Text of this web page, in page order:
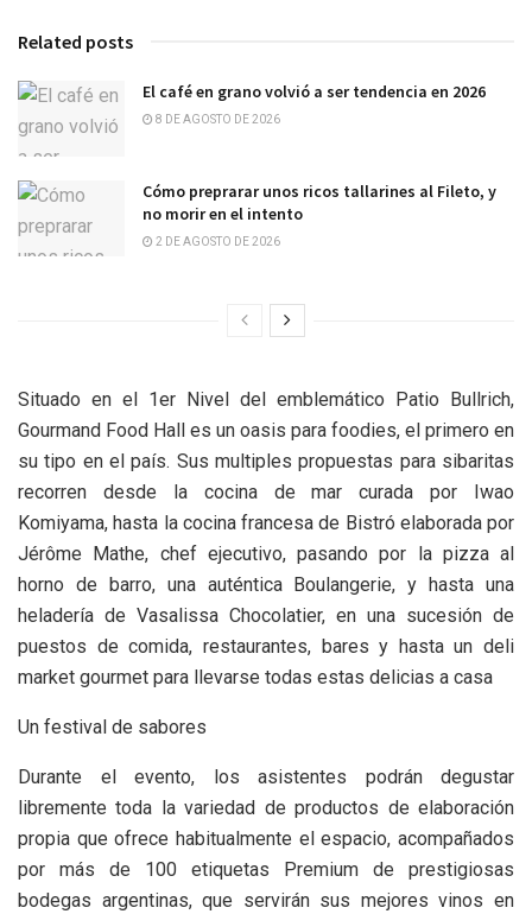
Related posts
El café en grano volvió a ser tendencia en 2026
8 DE AGOSTO DE 2026
Cómo preprarar unos ricos tallarines al Fileto, y
no morir en el intento
2 DE AGOSTO DE 2026
Situado en el 1er Nivel del emblemático Patio Bullrich,
Gourmand Food Hall es un oasis para foodies, el primero en
su tipo en el país. Sus multiples propuestas para sibaritas
recorren desde la cocina de mar curada por Iwao
Komiyama, hasta la cocina francesa de Bistró elaborada por
Jérôme Mathe, chef ejecutivo, pasando por la pizza al
horno de barro, una auténtica Boulangerie, y hasta una
heladería de Vasalissa Chocolatier, en una sucesión de
puestos de comida, restaurantes, bares y hasta un deli
market gourmet para llevarse todas estas delicias a casa
Un festival de sabores
Durante el evento, los asistentes podrán degustar
libremente toda la variedad de productos de elaboración
propia que ofrece habitualmente el espacio, acompañados
por más de 100 etiquetas Premium de prestigiosas
bodegas argentinas, que servirán sus mejores vinos en